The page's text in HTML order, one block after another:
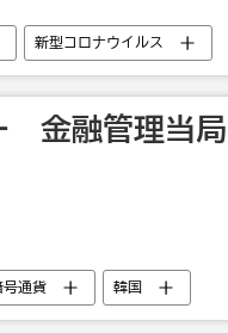
新型コロナウイルス
金融管理当局
号通貨 韓国